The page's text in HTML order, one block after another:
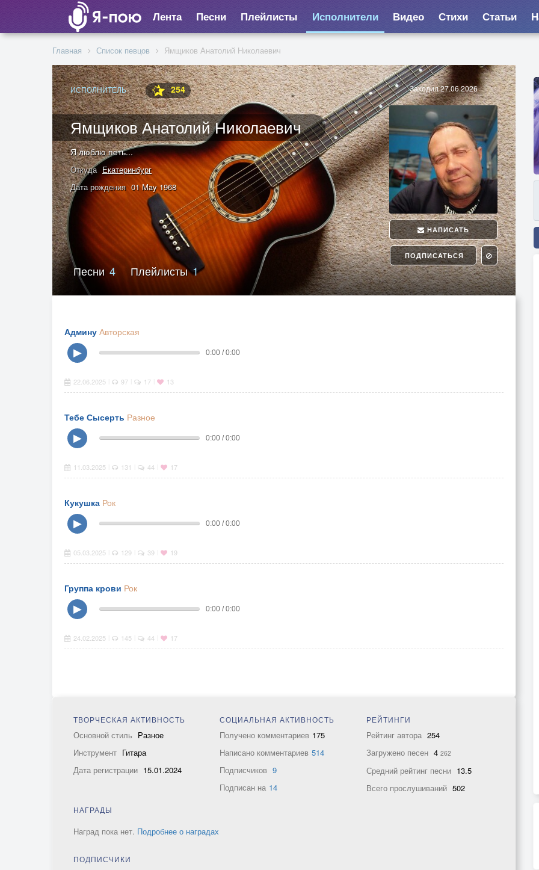
Лента Песни Плейлисты Исполнители Видео Стихи Статьи
Главная Список певцов Ямщиков Анатолий Николаевич
ИСПОЛНИТЕЛЬ 254
Ямщиков Анатолий Николаевич
Заходил 27.06.2026
НАПИСАТЬ
ПОДПИСАТЬСЯ
Я люблю петь...
Откуда Екатеринбург
Дата рождения 01 May 1968
Песни4 Плейлисты1
Админу Авторская
▶
0:00 / 0:00
22.06.2025 97 17 13
Тебе Сысерть Разное
▶
0:00 / 0:00
11.03.2025 131 44 17
Кукушка Рок
▶
0:00 / 0:00
05.03.2025 129 39 19
Группа крови Рок
▶
0:00 / 0:00
24.02.2025 145 44 17
ТВОРЧЕСКАЯ АКТИВНОСТЬ
Основной стиль Разное
Инструмент Гитара
Дата регистрации 15.01.2024
СОЦИАЛЬНАЯ АКТИВНОСТЬ
Получено комментариев 175
Написано комментариев 514
Подписчиков 9
Подписан на 14
РЕЙТИНГИ
Рейтинг автора 254
Загружено песен 4 262
Средний рейтинг песни 13.5
Всего прослушиваний 502
НАГРАДЫ
Наград пока нет. Подробнее о наградах
ПОДПИСЧИКИ